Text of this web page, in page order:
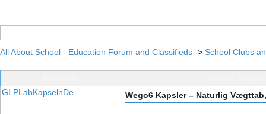
All About School - Education Forum and Classifieds -> School Clubs
GLPLabKapselnDe
Wego6 Kapsler – Naturlig